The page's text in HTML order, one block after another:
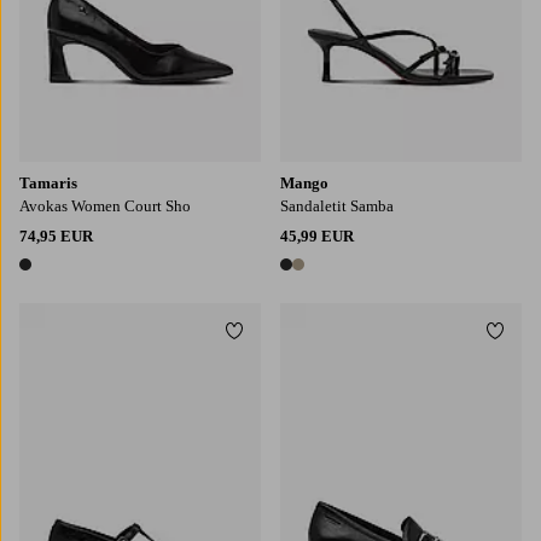
Tamaris
Avokas Women Court Sho
74,95 EUR
1 väri
Mango
Sandaletit Samba
45,99 EUR
2 värejä
Lisää suosikkeihin